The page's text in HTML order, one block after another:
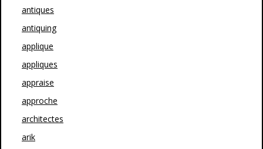
antiques
antiquing
applique
appliques
appraise
approche
architectes
arik